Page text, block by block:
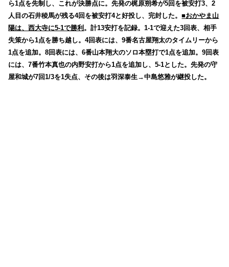
ら1点を先制し、これが決勝点に。先発の梶原朔希が5回を被安打3、2
人目の石井稜馬が残る4回を被安打4と好投し、完封した。■おかやま山
陽は、西大寺に5-1で勝利 。計13安打を記録。1-1で迎えた3回表、相手
失策から1点を勝ち越し。4回表には、9番名古屋翔太のタイムリーから
1点を追加。8回表には、6番山本翔大のソロ本塁打で1点を追加。9回表
には、7番竹本真也の内野安打から1点を追加し、5-1とした。先発の守
屋和城が7回1/3を1失点、その後は羽深泰生→中島悠雅が継投した。